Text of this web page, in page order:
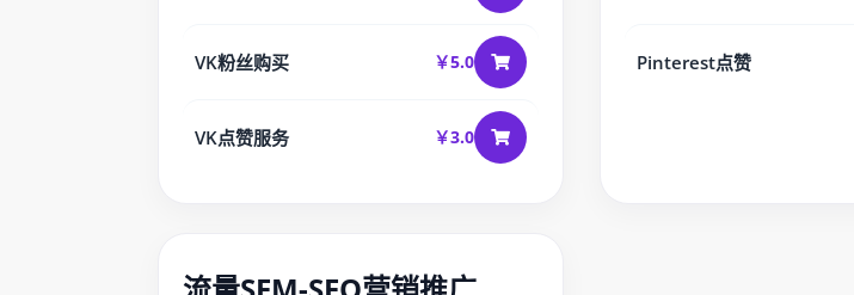
VK粉丝购买 ￥5.0
VK点赞服务 ￥3.0
Pinterest点赞